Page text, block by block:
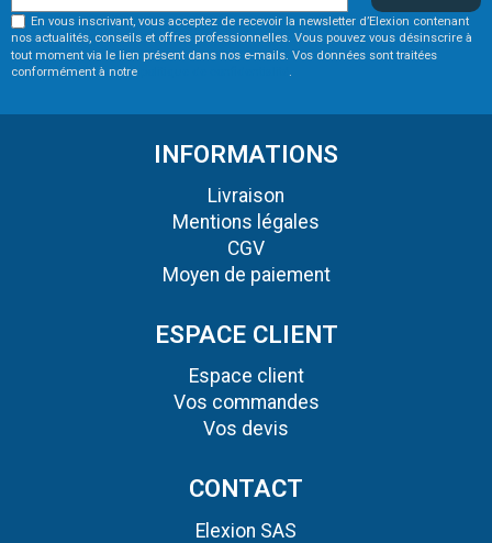
En vous inscrivant, vous acceptez de recevoir la newsletter d’Elexion contenant
nos actualités, conseils et offres professionnelles. Vous pouvez vous désinscrire à
tout moment via le lien présent dans nos e-mails. Vos données sont traitées
conformément à notre
.
INFORMATIONS
Livraison
Mentions légales
CGV
Moyen de paiement
ESPACE CLIENT
Espace client
Vos commandes
Vos devis
CONTACT
Elexion SAS